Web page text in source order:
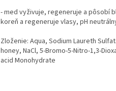
- med vyživuje, regeneruje a pôsobí
koreň a regeneruje vlasy, pH
Zloženie: Aqua, Sodium Laureth
honey, NaCl, 5-Bromo-5-Nitro-1,3-
acid Monohydrate